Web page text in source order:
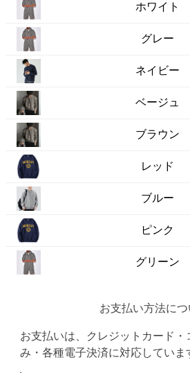
ホワイト
グレー
ネイビー
ベージュ
ブラウン
レッド
ブルー
ピンク
グリーン
お支払い方法につ
お支払いは、クレジットカード・
み・各種電子決済に対応していま